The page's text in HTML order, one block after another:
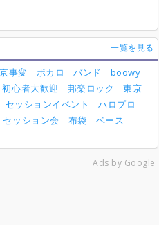
一覧を見る
事変 ボカロ バンド
boowy
初心者大歓迎 邦楽ロック
東京
セッションイベント
ハロプロ
セッション会 布袋
ベース
Ads by Google